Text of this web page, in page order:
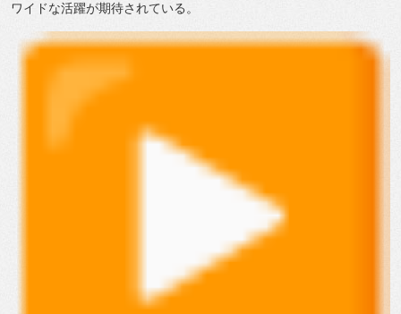
ワイドな活躍が期待されている。